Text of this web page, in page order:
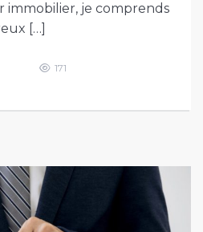
je comprends
[…]
171